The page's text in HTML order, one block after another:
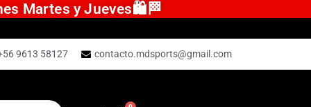
Martes y Jueves🛍️🏁
9613 58127 contacto.mdsports@gmail.com